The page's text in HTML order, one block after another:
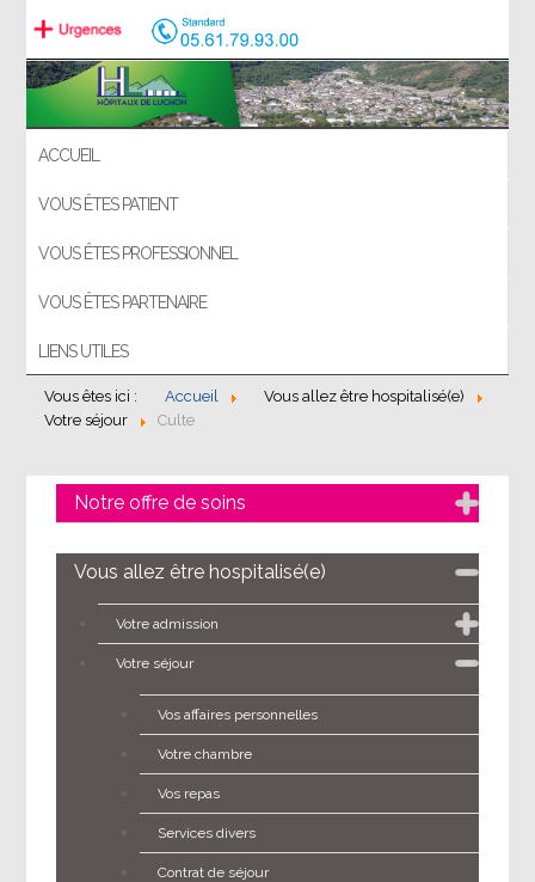
ACCUEIL
VOUS ÊTES PATIENT
VOUS ÊTES PROFESSIONNEL
VOUS ÊTES PARTENAIRE
LIENS UTILES
Vous êtes ici : Accueil
Vous allez être hospitalisé(e)
Votre séjour
Culte
Notre offre de soins
Vous allez être hospitalisé(e)
Votre admission
Votre séjour
Vos affaires personnelles
Votre chambre
Vos repas
Services divers
Contrat de séjour